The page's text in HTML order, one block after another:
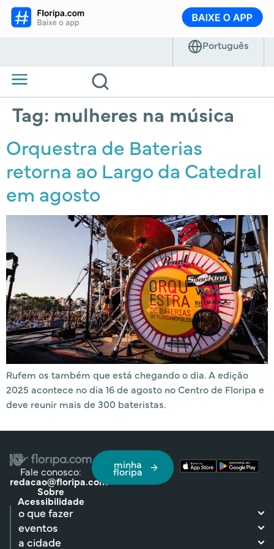
Tag: mulheres na música
Orquestra de Baterias
retorna ao Largo da Catedral
em agosto
Rufem os também que está chegando o dia. A edição
2025 acontece no dia 16 de agosto no Centro de Floripa e
deve reunir mais de 300 bateristas.
Fale conosco:
redacao@floripa.com
Sobre
Acessibilidade
minha
floripa
o que fazer
eventos
a cidade